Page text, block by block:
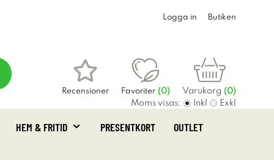
Logga in Butiken
Recensioner Favoriter (0) Varukorg (0)
Moms visas: Inkl Exkl
HEM & FRITID PRESENTKORT OUTLET